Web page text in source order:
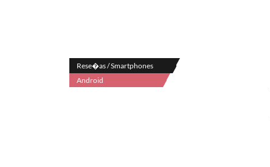
Rese�as / Smartphones
Android